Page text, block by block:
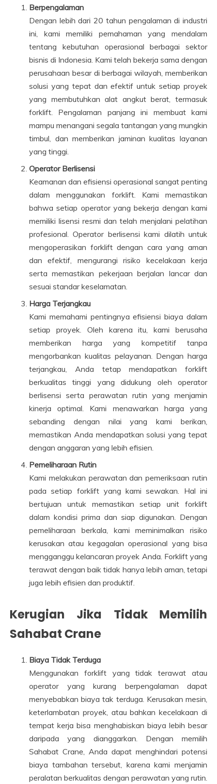
Berpengalaman
Dengan lebih dari 20 tahun pengalaman di industri
ini, kami memiliki pemahaman yang mendalam
tentang kebutuhan operasional berbagai sektor
bisnis di Indonesia. Kami telah bekerja sama dengan
perusahaan besar di berbagai wilayah, memberikan
solusi yang tepat dan efektif untuk setiap proyek
yang membutuhkan alat angkut berat, termasuk
forklift. Pengalaman panjang ini membuat kami
mampu menangani segala tantangan yang mungkin
timbul, dan memberikan jaminan kualitas layanan
yang tinggi.
Operator Berlisensi
Keamanan dan efisiensi operasional sangat penting
dalam menggunakan forklift. Kami memastikan
bahwa setiap operator yang bekerja dengan kami
memiliki lisensi resmi dan telah menjalani pelatihan
profesional. Operator berlisensi kami dilatih untuk
mengoperasikan forklift dengan cara yang aman
dan efektif, mengurangi risiko kecelakaan kerja
serta memastikan pekerjaan berjalan lancar dan
sesuai standar keselamatan.
Harga Terjangkau
Kami memahami pentingnya efisiensi biaya dalam
setiap proyek. Oleh karena itu, kami berusaha
memberikan harga yang kompetitif tanpa
mengorbankan kualitas pelayanan. Dengan harga
terjangkau, Anda tetap mendapatkan forklift
berkualitas tinggi yang didukung oleh operator
berlisensi serta perawatan rutin yang menjamin
kinerja optimal. Kami menawarkan harga yang
sebanding dengan nilai yang kami berikan,
memastikan Anda mendapatkan solusi yang tepat
dengan anggaran yang lebih efisien.
Pemeliharaan Rutin
Kami melakukan perawatan dan pemeriksaan rutin
pada setiap forklift yang kami sewakan. Hal ini
bertujuan untuk memastikan setiap unit forklift
dalam kondisi prima dan siap digunakan. Dengan
pemeliharaan berkala, kami meminimalkan risiko
kerusakan atau kegagalan operasional yang bisa
mengganggu kelancaran proyek Anda. Forklift yang
terawat dengan baik tidak hanya lebih aman, tetapi
juga lebih efisien dan produktif.
Kerugian Jika Tidak Memilih
Sahabat Crane
Biaya Tidak Terduga
Menggunakan forklift yang tidak terawat atau
operator yang kurang berpengalaman dapat
menyebabkan biaya tak terduga. Kerusakan mesin,
keterlambatan proyek, atau bahkan kecelakaan di
tempat kerja bisa menghabiskan biaya lebih besar
daripada yang dianggarkan. Dengan memilih
Sahabat Crane, Anda dapat menghindari potensi
biaya tambahan tersebut, karena kami menjamin
peralatan berkualitas dengan perawatan yang rutin.